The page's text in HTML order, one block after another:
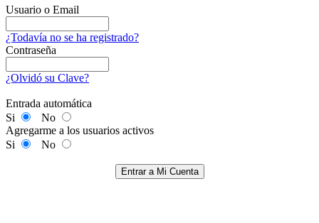
Usuario o Email
¿Todavía no se ha registrado?
Contraseña
¿Olvidó su Clave?
Entrada automática
Si
No
Agregarme a los usuarios activos
Si
No
Entrar a Mi Cuenta